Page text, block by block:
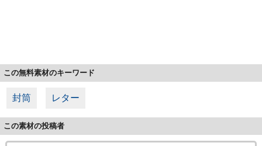
この無料素材のキーワード
封筒 レター
この素材の投稿者